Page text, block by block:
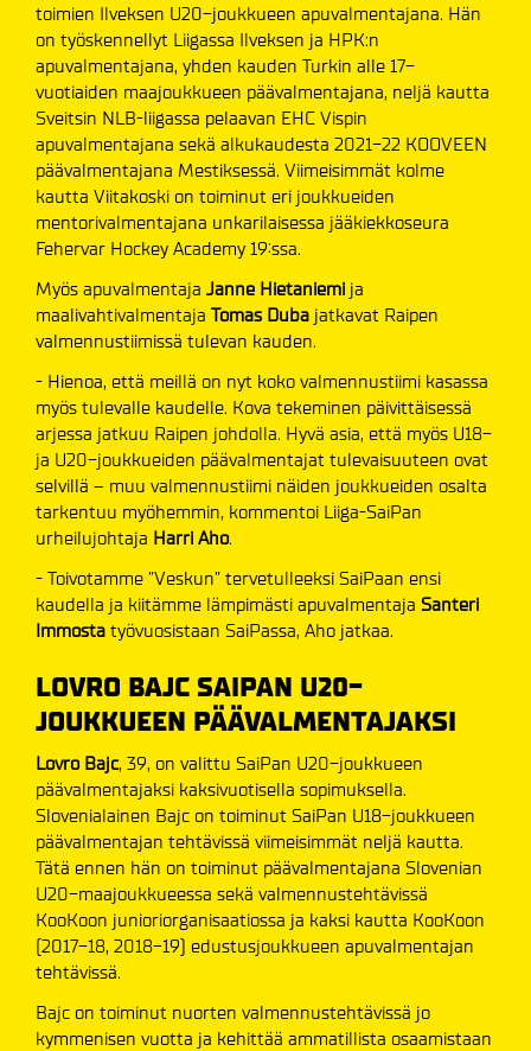
toimien Ilveksen U20-joukkueen apuvalmentajana. Hän
on työskennellyt Liigassa Ilveksen ja HPK:n
apuvalmentajana, yhden kauden Turkin alle 17-
vuotiaiden maajoukkueen päävalmentajana, neljä kautta
Sveitsin NLB-liigassa pelaavan EHC Vispin
apuvalmentajana sekä alkukaudesta 2021-22 KOOVEEN
päävalmentajana Mestiksessä. Viimeisimmät kolme
kautta Viitakoski on toiminut eri joukkueiden
mentorivalmentajana unkarilaisessa jääkiekkoseura
Fehervar Hockey Academy 19:ssa.
Myös apuvalmentaja Janne Hietaniemi ja
maalivahtivalmentaja Tomas Duba jatkavat Raipen
valmennustiimissä tulevan kauden.
- Hienoa, että meillä on nyt koko valmennustiimi kasassa
myös tulevalle kaudelle. Kova tekeminen päivittäisessä
arjessa jatkuu Raipen johdolla. Hyvä asia, että myös U18-
ja U20-joukkueiden päävalmentajat tulevaisuuteen ovat
selvillä – muu valmennustiimi näiden joukkueiden osalta
tarkentuu myöhemmin, kommentoi Liiga-SaiPan
urheilujohtaja Harri Aho.
- Toivotamme ”Veskun” tervetulleeksi SaiPaan ensi
kaudella ja kiitämme lämpimästi apuvalmentaja Santeri
Immosta työvuosistaan SaiPassa, Aho jatkaa.
LOVRO BAJC SAIPAN U20-
JOUKKUEEN PÄÄVALMENTAJAKSI
Lovro Bajc, 39, on valittu SaiPan U20-joukkueen
päävalmentajaksi kaksivuotisella sopimuksella.
Slovenialainen Bajc on toiminut SaiPan U18-joukkueen
päävalmentajan tehtävissä viimeisimmät neljä kautta.
Tätä ennen hän on toiminut päävalmentajana Slovenian
U20-maajoukkueessa sekä valmennustehtävissä
KooKoon junioriorganisaatiossa ja kaksi kautta KooKoon
(2017-18, 2018-19) edustusjoukkueen apuvalmentajan
tehtävissä.
Bajc on toiminut nuorten valmennustehtävissä jo
kymmenisen vuotta ja kehittää ammatillista osaamistaan